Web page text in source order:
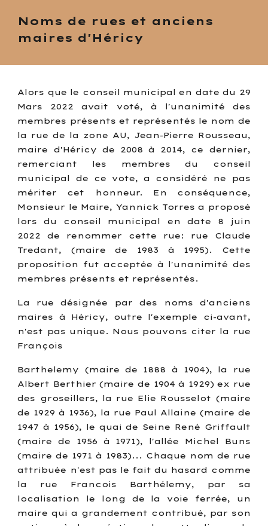
Noms de rues et anciens
maires d'Héricy
Alors que le conseil municipal en date du 29
Mars 2022 avait voté, à l'unanimité des
membres présents et représentés le nom de
la rue de la zone AU, Jean-Pierre Rousseau,
maire d'Héricy de 2008 à 2014, ce dernier,
remerciant les membres du conseil
municipal de ce vote, a considéré ne pas
mériter cet honneur. En conséquence,
Monsieur le Maire, Yannick Torres a proposé
lors du conseil municipal en date 8 juin
2022 de renommer cette rue: rue Claude
Tredant, (maire de 1983 à 1995). Cette
proposition fut acceptée à l'unanimité des
membres présents et représentés.
La rue désignée par des noms d'anciens
maires à Héricy, outre l'exemple ci-avant,
n'est pas unique. Nous pouvons citer la rue
François
Barthelemy (maire de 1888 à 1904), la rue
Albert Berthier (maire de 1904 à 1929) ex rue
des groseillers, la rue Elie Rousselot (maire
de 1929 à 1936), la rue Paul Allaine (maire de
1947 à 1956), le quai de Seine René Griffault
(maire de 1956 à 1971), l'allée Michel Buns
(maire de 1971 à 1983)... Chaque nom de rue
attribuée n'est pas le fait du hasard comme
la rue Francois Barthélemy, par sa
localisation le long de la voie ferrée, un
maire qui a grandement contribué, par son